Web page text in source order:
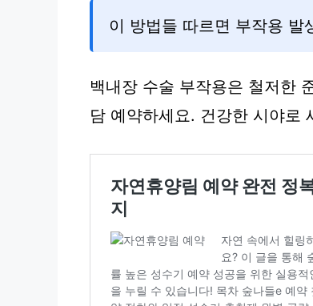
이 방법들 따르면 부작용
백내장 수술 부작용은 철저한
담 예약하세요. 건강한 시야로